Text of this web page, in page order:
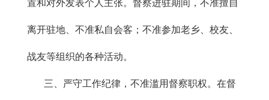
置和对外发表个人主张。督察进驻期间，不准擅自
离开驻地、不准私自会客；不准参加老乡、校友、
战友等组织的各种活动。
三、严守工作纪律，不准滥用督察职权。在督